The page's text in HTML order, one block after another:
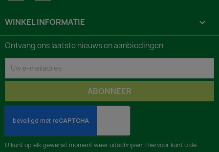
WINKEL INFORMATIE keyboard_arrow_down
Ontvang ons laatste nieuws en aanbiedingen
U kunt op elk gewenst moment weer uitschrijven. Hiervoor kunt u de